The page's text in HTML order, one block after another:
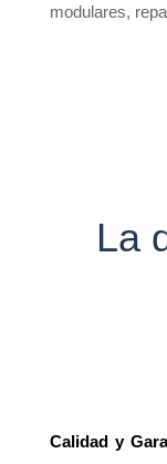
modulares,
La
Calidad y